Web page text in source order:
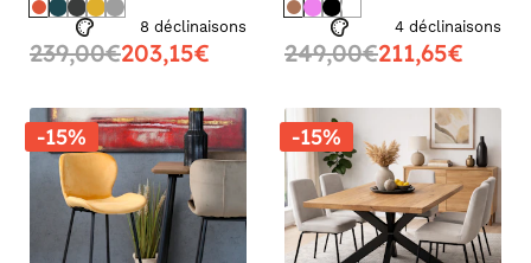
8 déclinaisons
239,00€203,15€
2) ALBA
4 déclinaisons
249,00€211,65€
-15% -15%